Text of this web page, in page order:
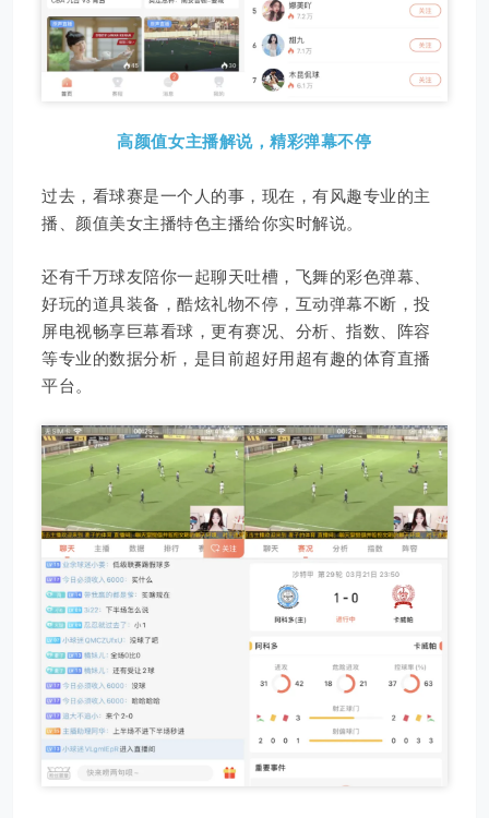
高颜值女主播解说，精彩弹幕不停
过去，看球赛是一个人的事，现在，有风趣专业的主
播、颜值美女主播特色主播给你实时解说。
还有千万球友陪你一起聊天吐槽，飞舞的彩色弹幕、
好玩的道具装备，酷炫礼物不停，互动弹幕不断，投
屏电视畅享巨幕看球，更有赛况、分析、指数、阵容
等专业的数据分析，是目前超好用超有趣的体育直播
平台。